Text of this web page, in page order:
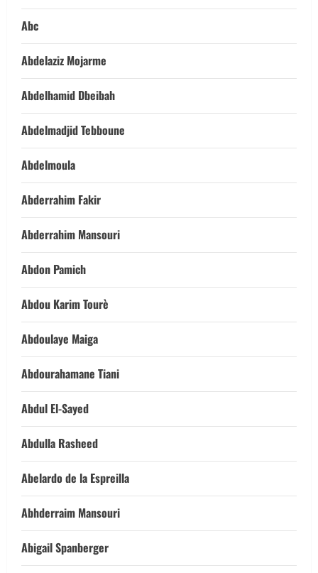
Abc
Abdelaziz Mojarme
Abdelhamid Dbeibah
Abdelmadjid Tebboune
Abdelmoula
Abderrahim Fakir
Abderrahim Mansouri
Abdon Pamich
Abdou Karim Tourè
Abdoulaye Maiga
Abdourahamane Tiani
Abdul El-Sayed
Abdulla Rasheed
Abelardo de la Espreilla
Abhderraim Mansouri
Abigail Spanberger